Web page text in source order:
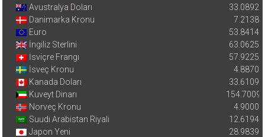
Avustralya Doları
33.0892
Danimarka Kronu
7.2138
Euro
53.8414
İngiliz Sterlini
63.0625
İsviçre Frangı
57.9225
İsveç Kronu
4.8870
Kanada Doları
33.6109
Kuveyt Dinarı
154.7009
Norveç Kronu
4.9000
Suudi Arabistan Riyali
12.6194
Japon Yeni
28.9839